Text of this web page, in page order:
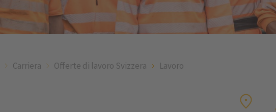
Carriera Offerte di lavoro Svizzera Lavoro